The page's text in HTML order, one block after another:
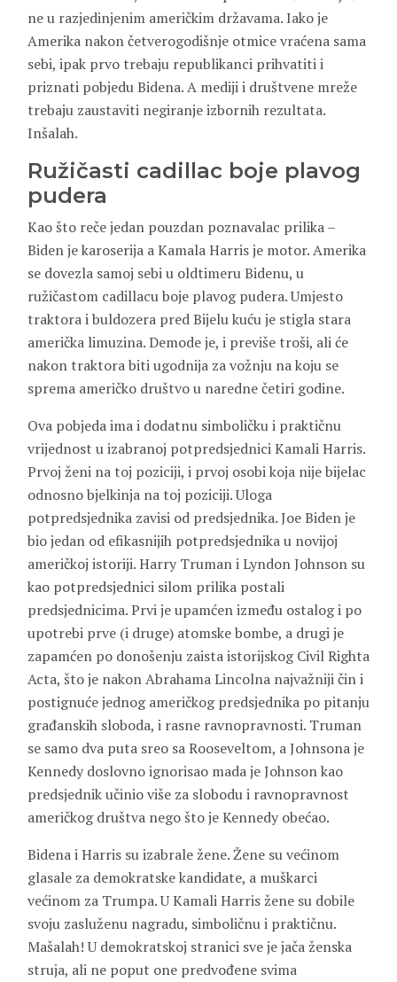
ne u razjedinjenim američkim državama. Iako je
Amerika nakon četverogodišnje otmice vraćena sama
sebi, ipak prvo trebaju republikanci prihvatiti i
priznati pobjedu Bidena. A mediji i društvene mreže
trebaju zaustaviti negiranje izbornih rezultata.
Inšalah.
Ružičasti cadillac boje plavog
pudera
Kao što reče jedan pouzdan poznavalac prilika –
Biden je karoserija a Kamala Harris je motor. Amerika
se dovezla samoj sebi u oldtimeru Bidenu, u
ružičastom cadillacu boje plavog pudera. Umjesto
traktora i buldozera pred Bijelu kuću je stigla stara
američka limuzina. Demode je, i previše troši, ali će
nakon traktora biti ugodnija za vožnju na koju se
sprema američko društvo u naredne četiri godine.
Ova pobjeda ima i dodatnu simboličku i praktičnu
vrijednost u izabranoj potpredsjednici Kamali Harris.
Prvoj ženi na toj poziciji, i prvoj osobi koja nije bijelac
odnosno bjelkinja na toj poziciji. Uloga
potpredsjednika zavisi od predsjednika. Joe Biden je
bio jedan od efikasnijih potpredsjednika u novijoj
američkoj istoriji. Harry Truman i Lyndon Johnson su
kao potpredsjednici silom prilika postali
predsjednicima. Prvi je upamćen između ostalog i po
upotrebi prve (i druge) atomske bombe, a drugi je
zapamćen po donošenju zaista istorijskog Civil Righta
Acta, što je nakon Abrahama Lincolna najvažniji čin i
postignuće jednog američkog predsjednika po pitanju
građanskih sloboda, i rasne ravnopravnosti. Truman
se samo dva puta sreo sa Rooseveltom, a Johnsona je
Kennedy doslovno ignorisao mada je Johnson kao
predsjednik učinio više za slobodu i ravnopravnost
američkog društva nego što je Kennedy obećao.
Bidena i Harris su izabrale žene. Žene su većinom
glasale za demokratske kandidate, a muškarci
većinom za Trumpa. U Kamali Harris žene su dobile
svoju zasluženu nagradu, simboličnu i praktičnu.
Mašalah! U demokratskoj stranici sve je jača ženska
struja, ali ne poput one predvođene svima